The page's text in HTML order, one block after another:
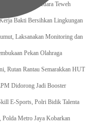
Binaan Lapas Muara Teweh
Bakti Bersihkan Lingkungan
Laksanakan Monitoring dan
Pekan Olahraga
Rutan Rantau Semarakkan HUT
Didorong Jadi Booster
E-Sports, Polri Bidik Talenta
Polda Metro Jaya Kobarkan